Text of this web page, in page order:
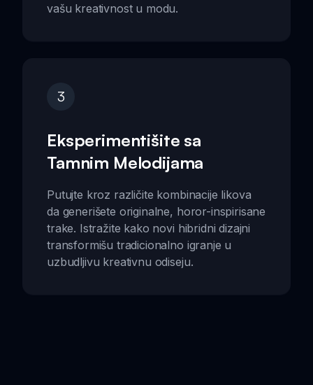
vašu kreativnost u modu.
3
Eksperimentišite sa
Tamnim Melodijama
Putujte kroz različite kombinacije likova
da generišete originalne, horor-inspirisane
trake. Istražite kako novi hibridni dizajni
transformišu tradicionalno igranje u
uzbudljivu kreativnu odiseju.